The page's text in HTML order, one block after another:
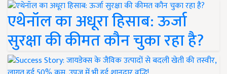
एथेनॉल का अधूरा हिसाब: ऊर्जा
सुरक्षा की कीमत कौन चुका रहा है?